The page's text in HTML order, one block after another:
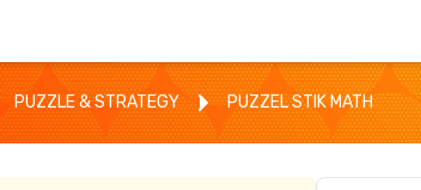
PUZZLE & STRATEGY PUZZEL STIK MATH